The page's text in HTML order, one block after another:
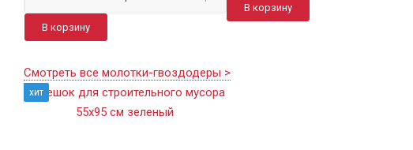
В корзину
В корзину
Смотреть все молотки-гвоздодеры >
хит